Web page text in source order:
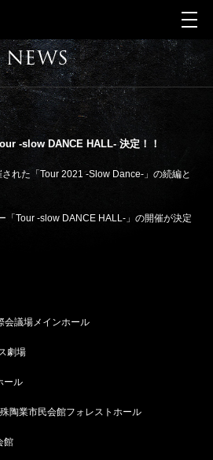
NEWS
-slow DANCE HALL- 決定！！
れた「Tour 2021 -Slow Dance-」の続編と
「Tour -slow DANCE HALL-」の開催が決定
議場メインホール
劇場
ール
業市民会館フォレストホール
館